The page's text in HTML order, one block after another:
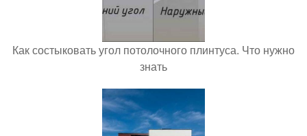
Как состыковать угол потолочного плинтуса. Что нужно
знать